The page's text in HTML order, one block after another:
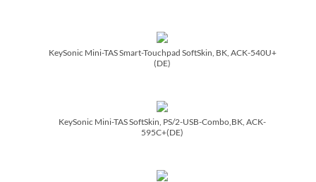
KeySonic Mini-TAS Smart-Touchpad SoftSkin, BK, ACK-540U+
(DE)
KeySonic Mini-TAS SoftSkin, PS/­2-USB-Combo,BK, ACK-
595C+(DE)